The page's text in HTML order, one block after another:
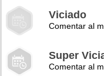
Viciado
Comentar al
Super
Comentar al